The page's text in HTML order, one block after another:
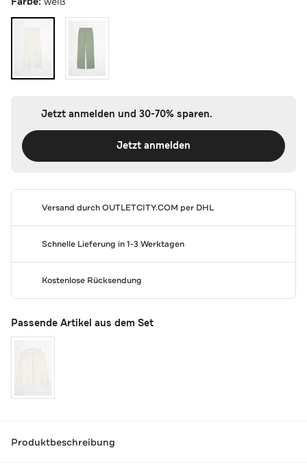
Jetzt anmelden und 30-70% sparen.
Jetzt anmelden
Versand durchOUTLETCITY.COM per DHL
Schnelle Lieferung in 1-3 Werktagen
Kostenlose Rücksendung
Passende Artikel aus dem Set
Produktbeschreibung